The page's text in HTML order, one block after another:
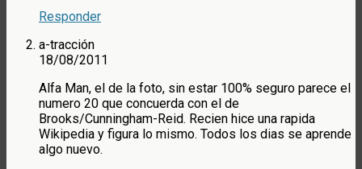
Responder
a-tracción
18/08/2011
Alfa Man, el de la foto, sin estar 100% seguro parece el
numero 20 que concuerda con el de
Brooks/Cunningham-Reid. Recien hice una rapida
Wikipedia y figura lo mismo. Todos los dias se aprende
algo nuevo.